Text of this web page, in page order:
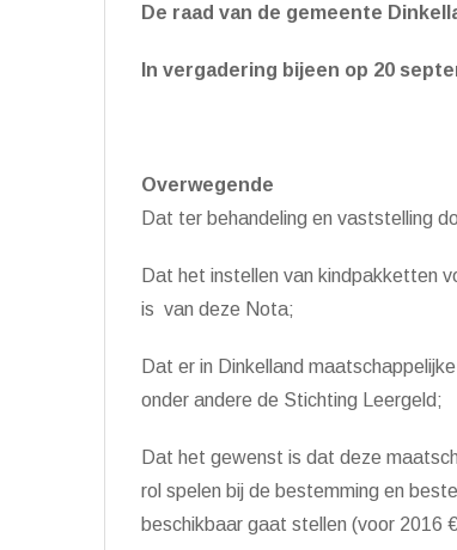
De raad van de gemeente
In vergadering bijeen op 20
Overwegende
Dat ter behandeling en vaststelling
Dat het instellen van kindpakketten
is van deze Nota;
Dat er in Dinkelland
onder andere de Stichting Leergeld;
Dat het gewenst is dat deze
rol spelen bij de bestemming en
beschikbaar gaat stellen (voor 2016